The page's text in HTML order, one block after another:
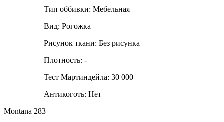
Тип оббивки: Мебельная
Вид: Рогожка
Рисунок ткани: Без рисунка
Плотность: -
Тест Мартиндейла: 30 000
Антикоготь: Нет
Montana 283